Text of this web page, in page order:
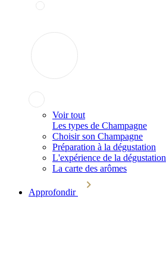
Voir tout
Les types de Champagne
Choisir son Champagne
Préparation à la dégustation
L'expérience de la dégustation
La carte des arômes
Approfondir